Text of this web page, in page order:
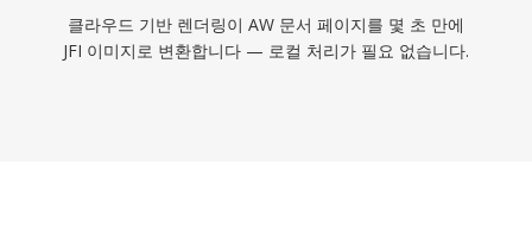
클라우드 기반 렌더링이 AW 문서 페이지를 몇 초 만에
JFI 이미지로 변환합니다 — 로컬 처리가 필요 없습니다.